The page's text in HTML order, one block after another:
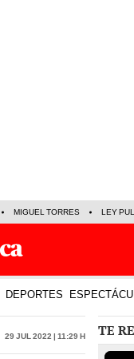
MIGUEL TORRES LEY
DEPORTES
29 Jul 2022 | 11:29 h TE